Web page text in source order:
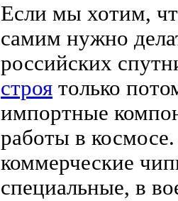
Если мы хотим,
самим нужно
российских
строя только
импортные
работы в
коммерческие
специальные, в